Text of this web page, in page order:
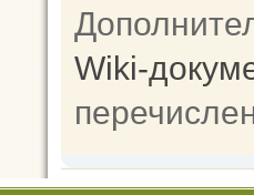
Wiki-